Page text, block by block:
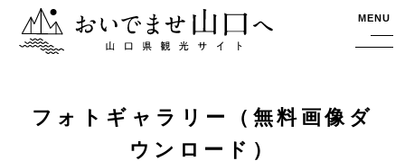
おいでませ山口へー山口県観光サイト MENU
フォトギャラリー（無料画像ダ
ウンロード）